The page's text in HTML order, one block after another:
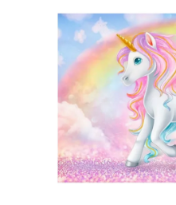
hvězdiček.